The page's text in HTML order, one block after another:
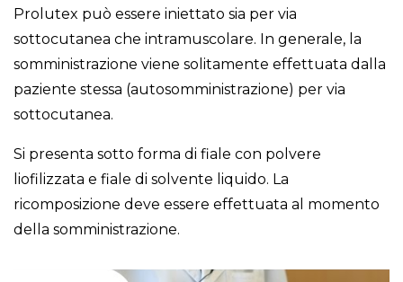
Prolutex può essere iniettato sia per via
sottocutanea che intramuscolare. In generale, la
somministrazione viene solitamente effettuata dalla
paziente stessa (autosomministrazione) per via
sottocutanea.
Si presenta sotto forma di fiale con polvere
liofilizzata e fiale di solvente liquido. La
ricomposizione deve essere effettuata al momento
della somministrazione.